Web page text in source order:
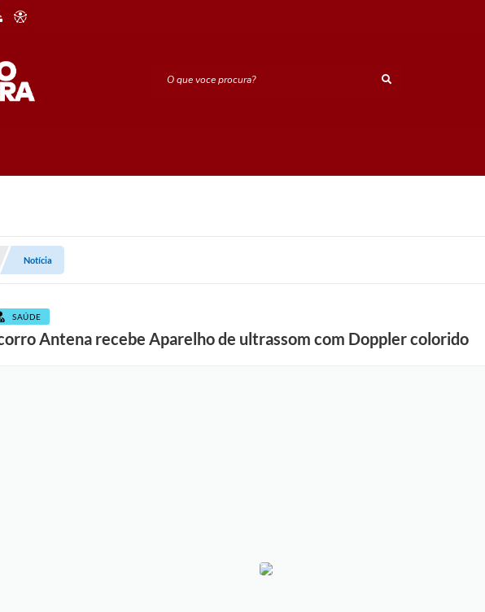
O que voce procura?
Notícia
SAÚDE
Antena recebe Aparelho de ultrassom com Doppler colorido